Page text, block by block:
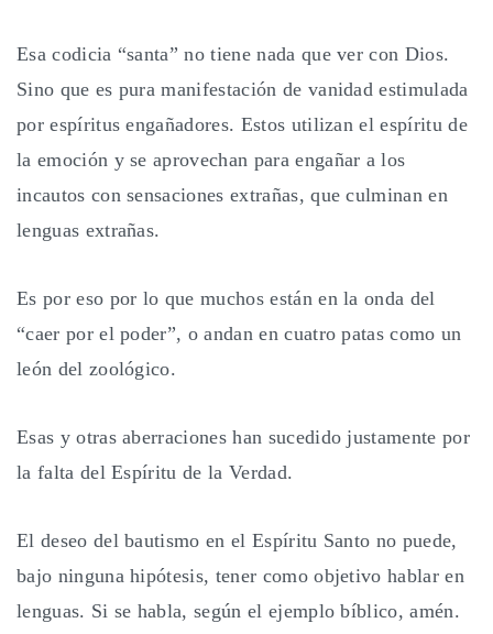
Esa codicia “santa” no tiene nada que ver con Dios.
Sino que es pura manifestación de vanidad estimulada
por espíritus engañadores. Estos utilizan el espíritu de
la emoción y se aprovechan para engañar a los
incautos con sensaciones extrañas, que culminan en
lenguas extrañas.
Es por eso por lo que muchos están en la onda del
“caer por el poder”, o andan en cuatro patas como un
león del zoológico.
Esas y otras aberraciones han sucedido justamente por
la falta del Espíritu de la Verdad.
El deseo del bautismo en el Espíritu Santo no puede,
bajo ninguna hipótesis, tener como objetivo hablar en
lenguas. Si se habla, según el ejemplo bíblico, amén.